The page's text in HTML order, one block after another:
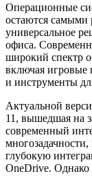
Операционные
остаются самыми
универсальное
офиса.
широкий спектр
включая
и инструменты
Актуальной
11, вышедшая на
современный
глубокую
OneDrive. Однако